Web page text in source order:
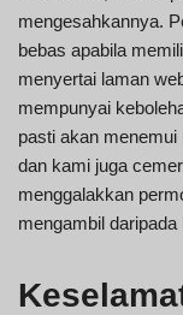
mengesahkannya.
bebas apabila
menyertai laman
mempunyai
pasti akan
dan kami juga
menggalakkan
mengambil